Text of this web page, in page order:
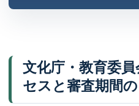
文化庁・教育委
セスと審査期間